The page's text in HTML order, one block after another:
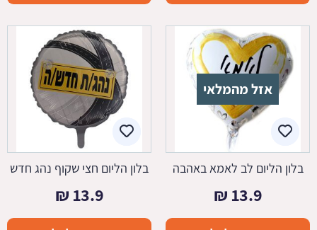
אזל מהמלאי
בלון הליום לב לאמא באהבה
13.9
₪
בלון הליום חצי שקוף נהג חדש
13.9
₪